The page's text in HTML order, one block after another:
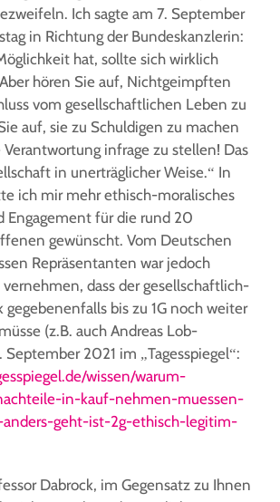
Ich sagte am 7. September
in Richtung der Bundeskanzlerin:
hat, sollte sich wirklich
hören Sie auf, Nichtgeimpften
vom gesellschaftlichen Leben zu
auf, sie zu Schuldigen zu machen
Verantwortung infrage zu stellen! Das
in unerträglicher Weise.“ In
ich mir mehr ethisch-moralisches
Engagement für die rund 20
gewünscht. Vom Deutschen
Repräsentanten war jedoch
dass der gesellschaftlich-
gegebenenfalls bis zu 1G noch weiter
(z.B. auch Andreas Lob-
September 2021 im „Tagesspiegel“:
wissen/warum-
in-kauf-nehmen-muessen-
geht-ist-2g-ethisch-legitim-
Dabrock, im Gegensatz zu Ihnen